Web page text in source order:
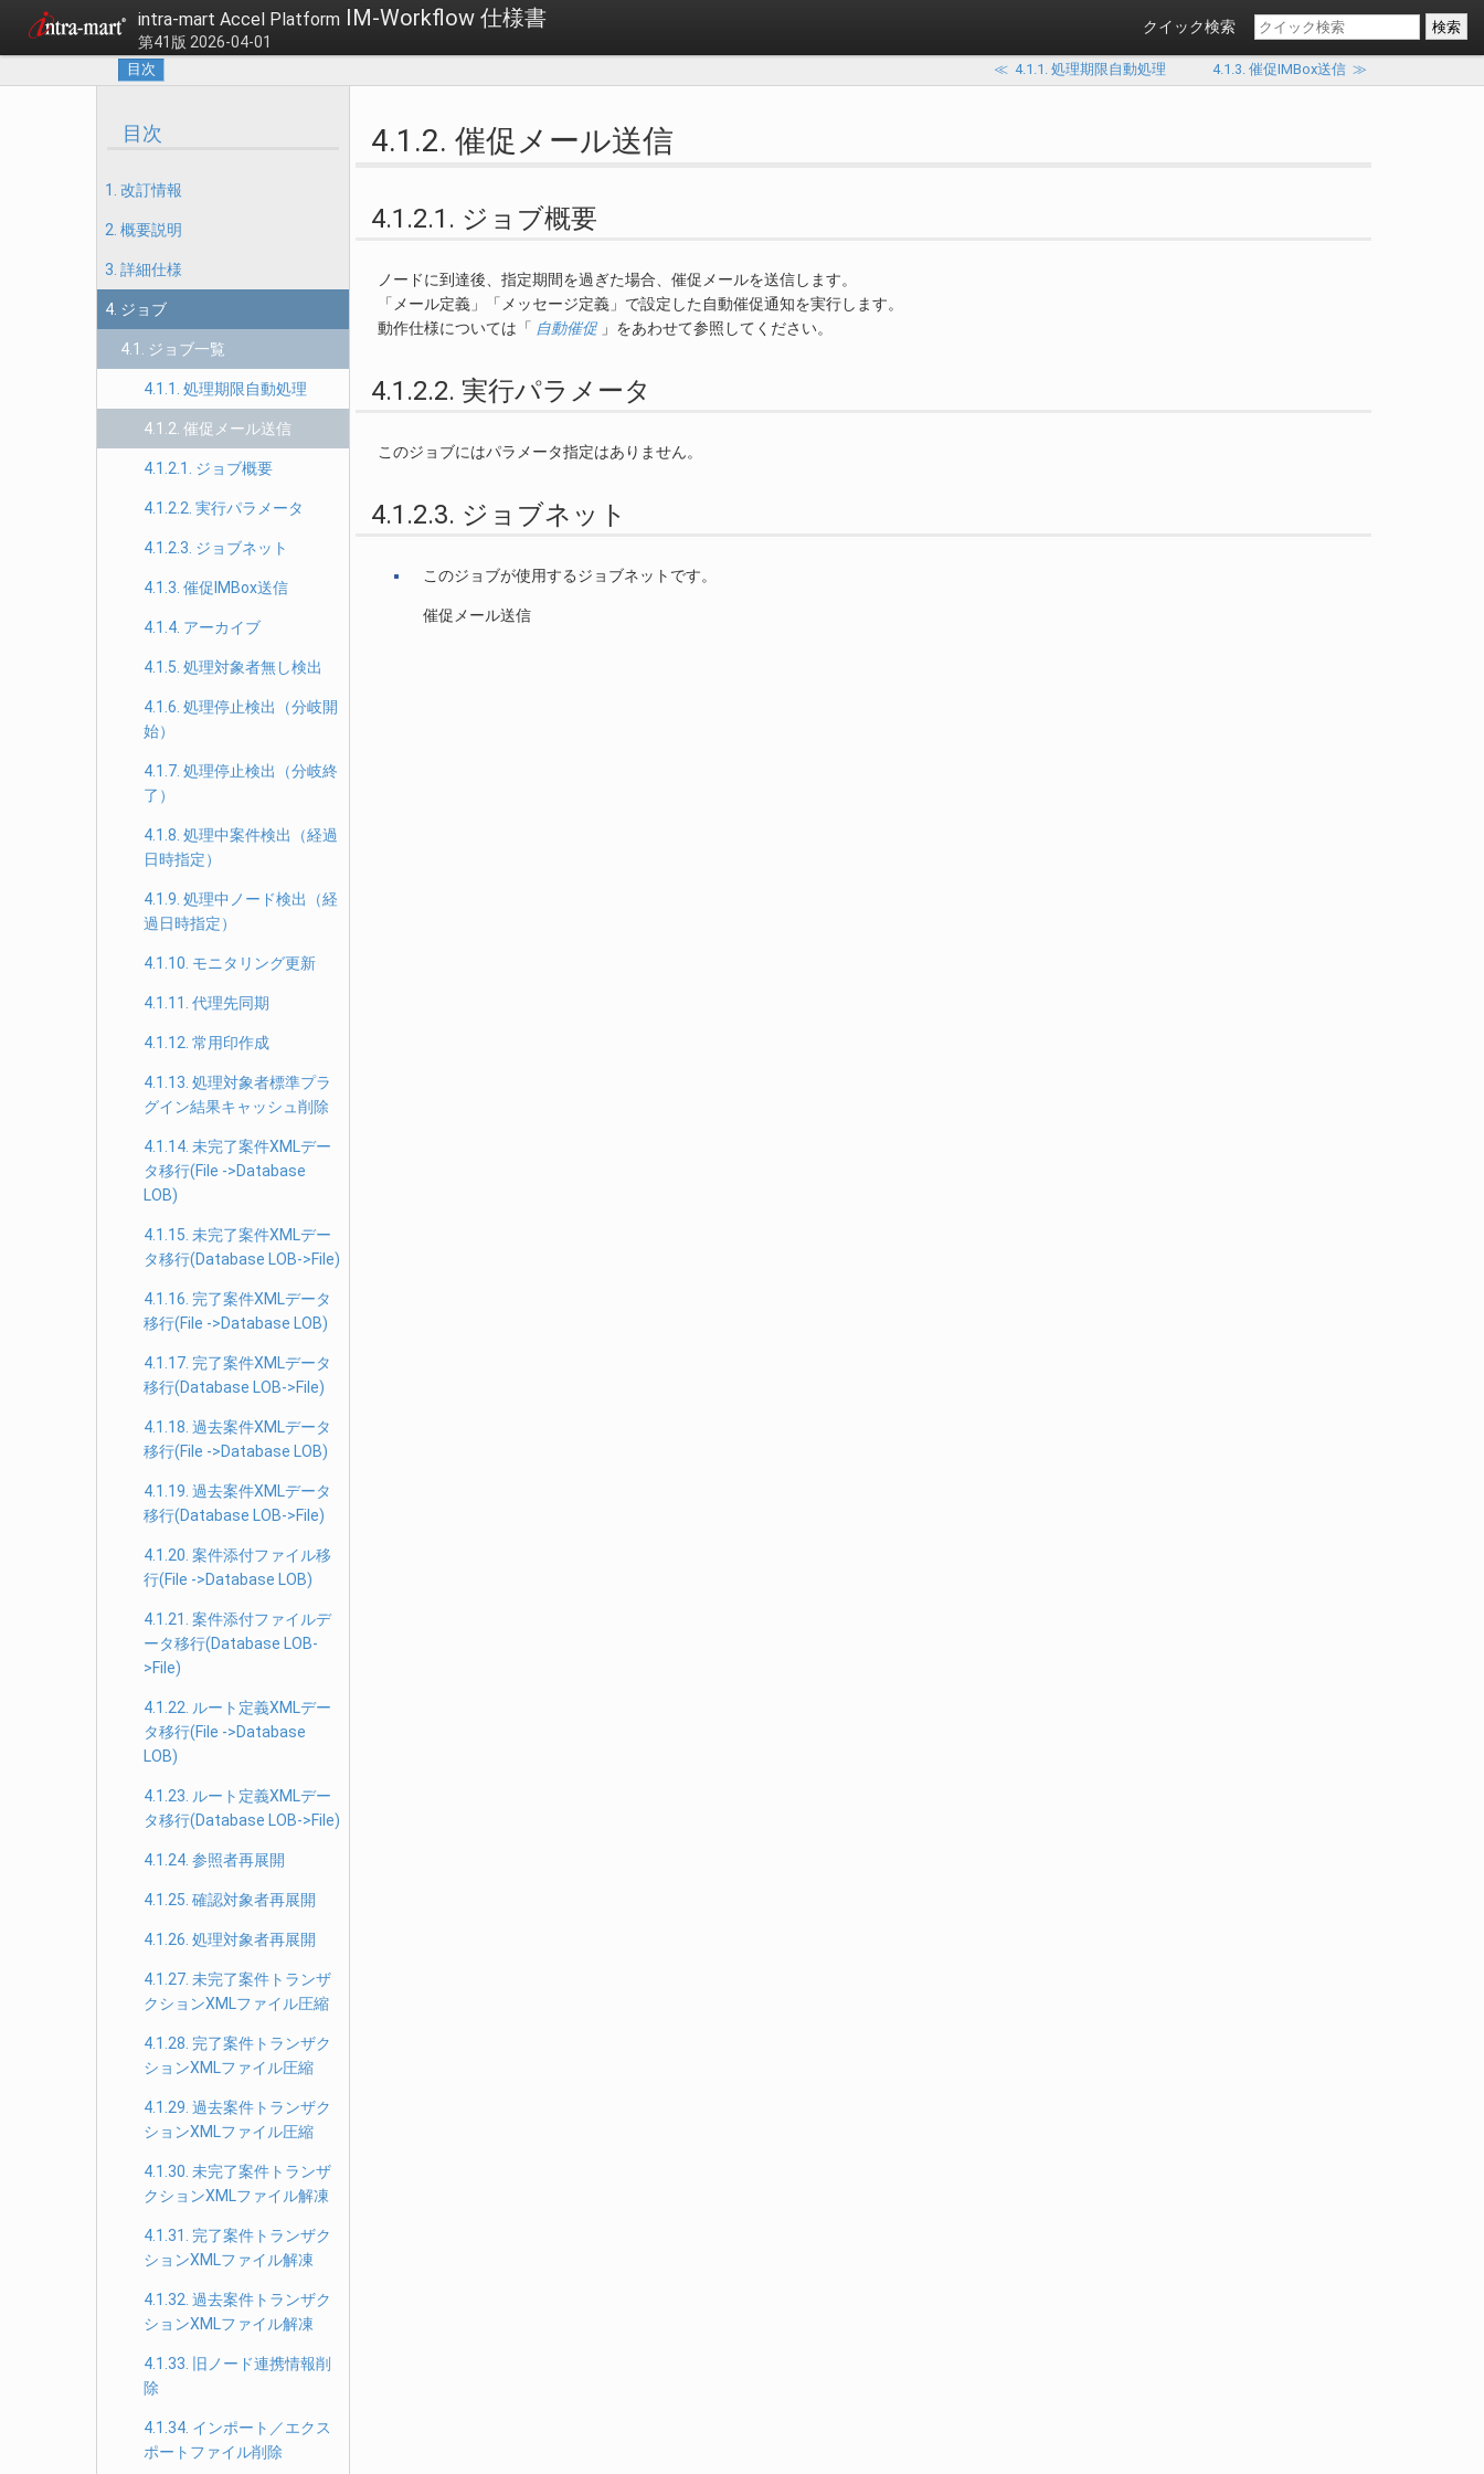
intra-mart Accel Platform IM-Workflow 仕様書
第41版 2026-04-01
クイック検索
目次 ≪ 4.1.1. 処理期限自動処理 4.1.3. 催促IMBox送信≫
目次
1. 改訂情報
2. 概要説明
3. 詳細仕様
4. ジョブ
4.1. ジョブ一覧
4.1.1. 処理期限自動処理
4.1.2. 催促メール送信
4.1.2.1. ジョブ概要
4.1.2.2. 実行パラメータ
4.1.2.3. ジョブネット
4.1.3. 催促IMBox送信
4.1.4. アーカイブ
4.1.5. 処理対象者無し検出
4.1.6. 処理停止検出（分岐開
始）
4.1.7. 処理停止検出（分岐終
了）
4.1.8. 処理中案件検出（経過
日時指定）
4.1.9. 処理中ノード検出（経
過日時指定）
4.1.10. モニタリング更新
4.1.11. 代理先同期
4.1.12. 常用印作成
4.1.13. 処理対象者標準プラ
グイン結果キャッシュ削除
4.1.14. 未完了案件XMLデー
タ移行(File ->Database
LOB)
4.1.15. 未完了案件XMLデー
タ移行(Database LOB->File)
4.1.16. 完了案件XMLデータ
移行(File ->Database LOB)
4.1.17. 完了案件XMLデータ
移行(Database LOB->File)
4.1.18. 過去案件XMLデータ
移行(File ->Database LOB)
4.1.19. 過去案件XMLデータ
移行(Database LOB->File)
4.1.20. 案件添付ファイル移
行(File ->Database LOB)
4.1.21. 案件添付ファイルデ
ータ移行(Database LOB-
>File)
4.1.22. ルート定義XMLデー
タ移行(File ->Database
LOB)
4.1.23. ルート定義XMLデー
タ移行(Database LOB->File)
4.1.24. 参照者再展開
4.1.25. 確認対象者再展開
4.1.26. 処理対象者再展開
4.1.27. 未完了案件トランザ
クションXMLファイル圧縮
4.1.28. 完了案件トランザク
ションXMLファイル圧縮
4.1.29. 過去案件トランザク
ションXMLファイル圧縮
4.1.30. 未完了案件トランザ
クションXMLファイル解凍
4.1.31. 完了案件トランザク
ションXMLファイル解凍
4.1.32. 過去案件トランザク
ションXMLファイル解凍
4.1.33. 旧ノード連携情報削
除
4.1.34. インポート／エクス
ポートファイル削除
4.1.2. 催促メール送信
4.1.2.1. ジョブ概要
ノードに到達後、指定期間を過ぎた場合、催促メールを送信します。
「メール定義」「メッセージ定義」で設定した自動催促通知を実行します。
動作仕様については「 自動催促 」をあわせて参照してください。
4.1.2.2. 実行パラメータ
このジョブにはパラメータ指定はありません。
4.1.2.3. ジョブネット
このジョブが使用するジョブネットです。
催促メール送信